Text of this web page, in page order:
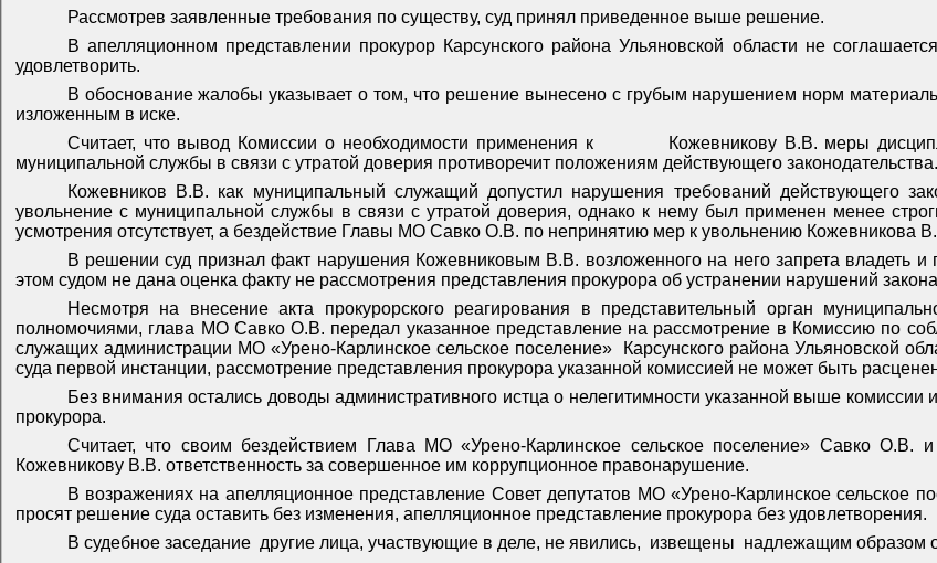
Рассмотрев заявленные требования по существу, суд принял приведенное выше решение.
В апелляционном представлении прокурор Карсунского района Ульяновской области не
удовлетворить.
В обоснование жалобы указывает о том, что решение вынесено с грубым нарушением норм
изложенным в иске.
Считает, что вывод Комиссии о необходимости применения к
Кожевникову В.В. меры
муниципальной службы в связи с утратой доверия противоречит положениям действующего законодательства.
Кожевников В.В. как муниципальный служащий допустил нарушения требований действующего
увольнение с муниципальной службы в связи с утратой доверия, однако к нему был применен менее
усмотрения отсутствует, а бездействие Главы МО Савко О.В. по непринятию мер к увольнению Кожевникова
В решении суд признал факт нарушения Кожевниковым В.В. возложенного на него запрета владеть
этом судом не дана оценка факту не рассмотрения представления прокурора об устранении нарушений
Несмотря на внесение акта прокурорского реагирования в представительный орган
полномочиями, глава МО Савко О.В. передал указанное представление на рассмотрение в Комиссию по
служащих администрации МО «Урено-Карлинское сельское поселение»
Карсунского района Ульяновской
суда первой инстанции, рассмотрение представления прокурора указанной комиссией не может быть
Без внимания остались доводы административного истца о нелегитимности указанной выше
прокурора.
Считает, что своим бездействием Глава МО «Урено-Карлинское сельское поселение» Савко О.В.
Кожевникову В.В. ответственность за совершенное им коррупционное правонарушение.
В возражениях на апелляционное представление Совет депутатов МО «Урено-Карлинское сельское
просят решение суда оставить без изменения, апелляционное представление прокурора без удовлетворения.
В судебное заседание другие лица, участвующие в деле, не явились, извещены надлежащим образом